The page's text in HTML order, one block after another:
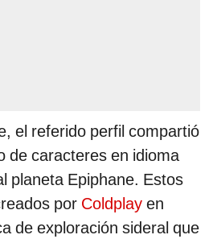
el referido perfil compartió
de caracteres en idioma
planeta Epiphane. Estos
por Coldplay en
de exploración sideral que